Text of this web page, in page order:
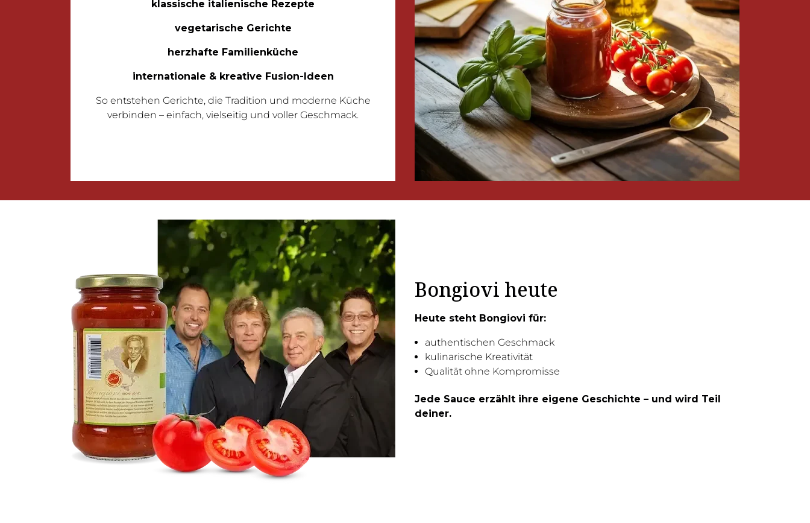
klassische italienische Rezepte
vegetarische Gerichte
herzhafte Familienküche
internationale & kreative Fusion-Ideen
So entstehen Gerichte, die Tradition und moderne Küche
verbinden – einfach, vielseitig und voller Geschmack.
Bongiovi heute
Heute steht Bongiovi für:
authentischen Geschmack
kulinarische Kreativität
Qualität ohne Kompromisse
Jede Sauce erzählt ihre eigene Geschichte – und wird Teil
deiner.